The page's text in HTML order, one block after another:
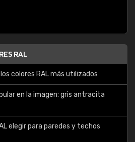
RAL
colores RAL más utilizados
en la imagen: gris antracita
elegir para paredes y techos